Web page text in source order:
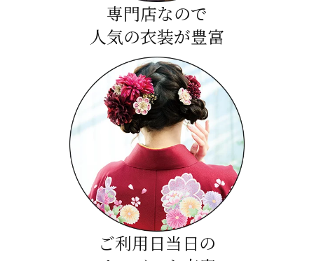
専門店なので
人気の衣装が豊富
ご利用日当日の